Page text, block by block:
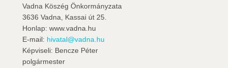
Vadna Köszég Önkormányzata
3636 Vadna, Kassai út 25.
Honlap: www.vadna.hu
E-mail: hivatal@vadna.hu
Képviseli: Bencze Péter
polgármester